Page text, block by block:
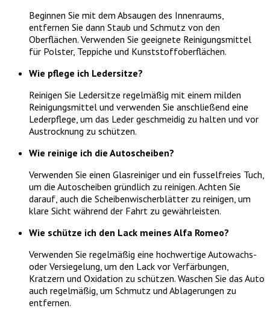
Beginnen Sie mit dem Absaugen des Innenraums,
entfernen Sie dann Staub und Schmutz von den
Oberflächen. Verwenden Sie geeignete Reinigungsmittel
für Polster, Teppiche und Kunststoffoberflächen.
Wie pflege ich Ledersitze?
Reinigen Sie Ledersitze regelmäßig mit einem milden
Reinigungsmittel und verwenden Sie anschließend eine
Lederpflege, um das Leder geschmeidig zu halten und vor
Austrocknung zu schützen.
Wie reinige ich die Autoscheiben?
Verwenden Sie einen Glasreiniger und ein fusselfreies Tuch,
um die Autoscheiben gründlich zu reinigen. Achten Sie
darauf, auch die Scheibenwischerblätter zu reinigen, um
klare Sicht während der Fahrt zu gewährleisten.
Wie schütze ich den Lack meines Alfa Romeo?
Verwenden Sie regelmäßig eine hochwertige Autowachs-
oder Versiegelung, um den Lack vor Verfärbungen,
Kratzern und Oxidation zu schützen. Waschen Sie das Auto
auch regelmäßig, um Schmutz und Ablagerungen zu
entfernen.